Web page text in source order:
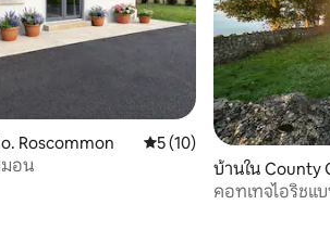
Roscommon คะแนนเฉลี่ย 5 จาก 5, 10 รี
5 (10)
มอน
บ้านใน County
คอทเทจไอริชแ